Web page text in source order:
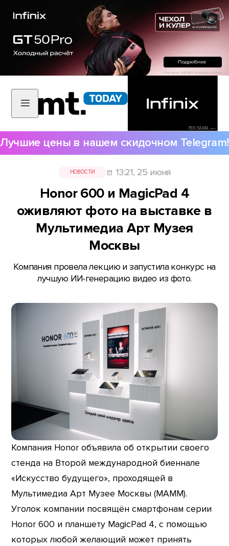
РЕКЛАМА •••
Лучшие цены в нашем скидочном Telegram!
НОВОСТИ 13:21, 25 июня
Honor 600 и MagicPad 4
оживляют фото на выставке в
Мультимедиа Арт Музея
Москвы
Компания провела лекцию и запустила конкурс на
лучшую ИИ-генерацию видео из фото.
Компания Honor объявила об открытии своего
стенда на Второй международной биеннале
«Искусство будущего», проходящей в
Мультимедиа Арт Музее Москвы (МАММ).
Уголок компании посвящён смартфонам серии
Honor 600 и планшету MagicPad 4, с помощью
которых любой желающий может принять